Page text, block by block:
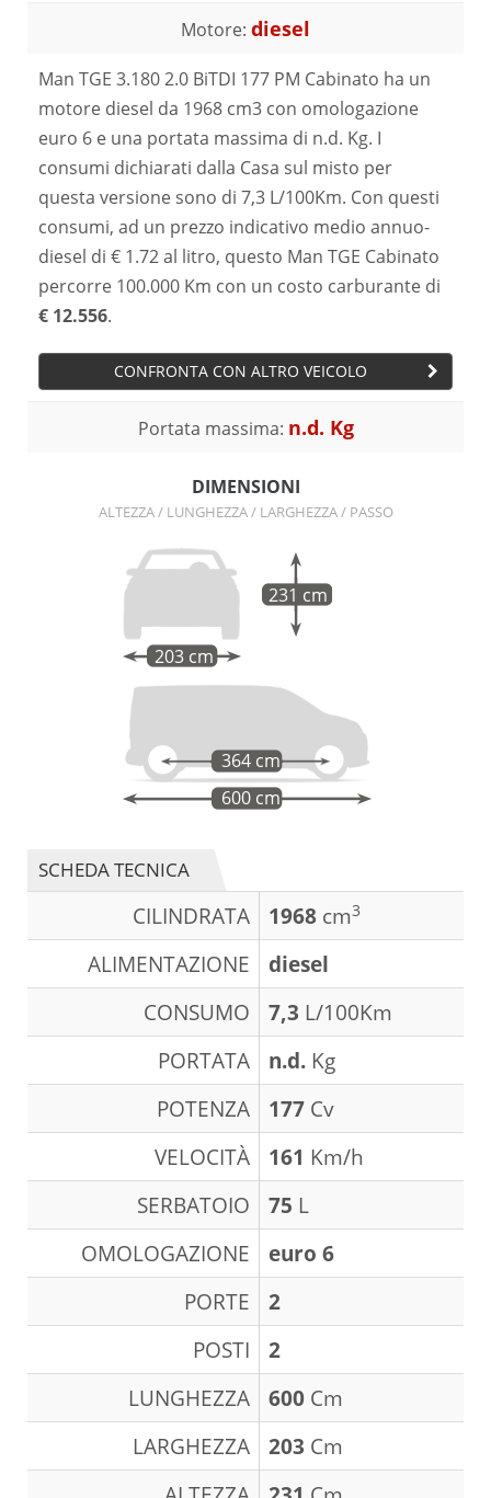
Motore: diesel
Man TGE 3.180 2.0 BiTDI 177 PM Cabinato ha un
motore diesel da 1968 cm3 con omologazione
euro 6 e una portata massima di n.d. Kg. I
consumi dichiarati dalla Casa sul misto per
questa versione sono di 7,3 L/100Km. Con questi
consumi, ad un prezzo indicativo medio annuo-
diesel di € 1.72 al litro, questo Man TGE Cabinato
percorre 100.000 Km con un costo carburante di
€ 12.556.
CONFRONTA CON ALTRO VEICOLO
Portata massima: n.d. Kg
DIMENSIONI
ALTEZZA / LUNGHEZZA / LARGHEZZA / PASSO
203 cm
231 cm
600 cm
364 cm
SCHEDA TECNICA
CILINDRATA 1968 cm3
ALIMENTAZIONE
diesel
CONSUMO
7,3 L/100Km
PORTATA
n.d. Kg
POTENZA
177 Cv
VELOCITÀ
161 Km/h
SERBATOIO
75 L
OMOLOGAZIONE
euro 6
PORTE
2
POSTI
2
LUNGHEZZA
600 Cm
LARGHEZZA
203 Cm